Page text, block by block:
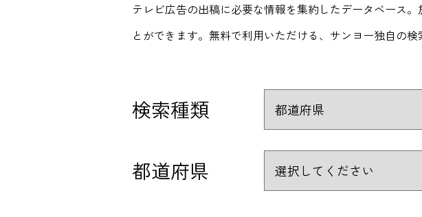
テレビ広告の出稿に必要な情報を集約したデータベース
とができます。無料で利用いただける、サンヨー独自の検
検索種類
都道府県